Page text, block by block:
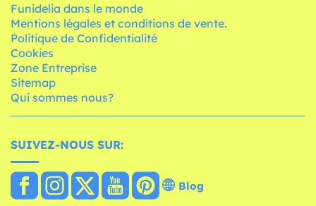
Funidelia dans le monde
Mentions légales et conditions de vente.
Politique de Confidentialité
Cookies
Zone Entreprise
Sitemap
Qui sommes nous?
SUIVEZ-NOUS SUR:
Blog